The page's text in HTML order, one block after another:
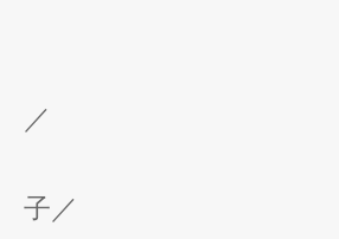
司会：木
発言：鎌田慧
／
河合弘之
子／